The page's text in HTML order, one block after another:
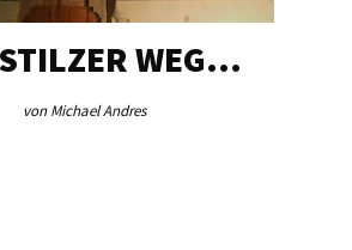
WEG…
von Michael Andres